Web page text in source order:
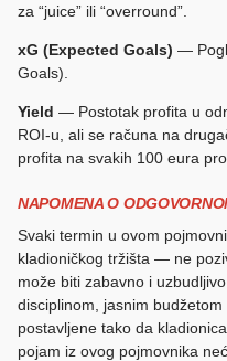
za “juice” ili “overround”.
xG (Expected Goals) —
Goals).
Yield — Postotak profita u
ROI-u, ali se računa na
profita na svakih 100 eura
NAPOMENA O
Svaki termin u ovom
kladioničkog tržišta — ne
može biti zabavno i
disciplinom, jasnim
postavljene tako da
pojam iz ovog pojmovnika